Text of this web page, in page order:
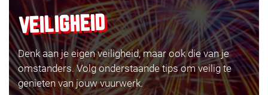
VEILIGHEID
Denk aan je eigen veiligheid, maar ook die van je
omstanders. Volg onderstaande tips om veilig te
genieten van jouw vuurwerk.